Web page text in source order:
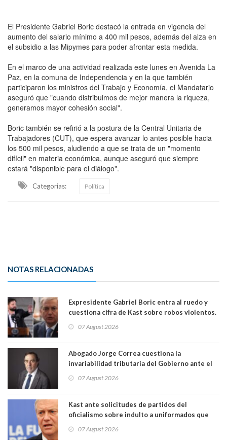
El Presidente Gabriel Boric destacó la entrada en vigencia del
aumento del salario mínimo a 400 mil pesos, además del alza en
el subsidio a las Mipymes para poder afrontar esta medida.
En el marco de una actividad realizada este lunes en Avenida La
Paz, en la comuna de Independencia y en la que también
participaron los ministros del Trabajo y Economía, el Mandatario
aseguró que "cuando distribuimos de mejor manera la riqueza,
generamos mayor cohesión social".
Boric también se refirió a la postura de la Central Unitaria de
Trabajadores (CUT), que espera avanzar lo antes posible hacia
los 500 mil pesos, aludiendo a que se trata de un "momento
difícil" en materia económica, aunque aseguró que siempre
estará "disponible para el diálogo".
Categorias: Política
NOTAS RELACIONADAS
Expresidente Gabriel Boric entra al ruedo y
cuestiona cifra de Kast sobre robos violentos.
07 August 2026
Abogado Jorge Correa cuestiona la
invariabilidad tributaria del Gobierno ante el
democracia” y "defendemos la alternancia en el
07 August 2026
Kast ante solicitudes de partidos del
oficialismo sobre indulto a uniformados que
07 August 2026